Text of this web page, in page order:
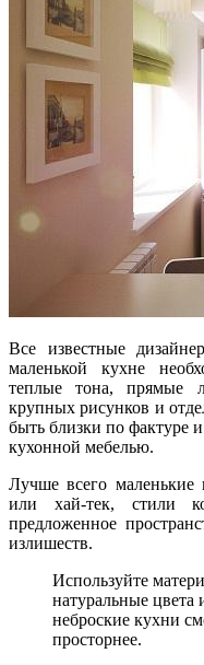
Все известные
маленькой кухне
теплые тона, прямые
крупных рисунков и
быть близки по фактуре и
кухонной мебелью.
Лучше всего маленькие
или хай-тек, стили
предложенное
излишеств.
Используйте
натуральные цвета
неброские кухни
просторнее.